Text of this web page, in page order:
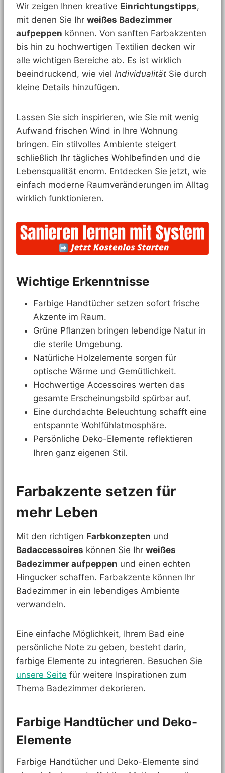
Wir zeigen Ihnen kreative Einrichtungstipps,
mit denen Sie Ihr weißes Badezimmer
aufpeppen können. Von sanften Farbakzenten
bis hin zu hochwertigen Textilien decken wir
alle wichtigen Bereiche ab. Es ist wirklich
beeindruckend, wie viel Individualität Sie durch
kleine Details hinzufügen.
Lassen Sie sich inspirieren, wie Sie mit wenig
Aufwand frischen Wind in Ihre Wohnung
bringen. Ein stilvolles Ambiente steigert
schließlich Ihr tägliches Wohlbefinden und die
Lebensqualität enorm. Entdecken Sie jetzt, wie
einfach moderne Raumveränderungen im Alltag
wirklich funktionieren.
Wichtige Erkenntnisse
Farbige Handtücher setzen sofort frische
Akzente im Raum.
Grüne Pflanzen bringen lebendige Natur in
die sterile Umgebung.
Natürliche Holzelemente sorgen für
optische Wärme und Gemütlichkeit.
Hochwertige Accessoires werten das
gesamte Erscheinungsbild spürbar auf.
Eine durchdachte Beleuchtung schafft eine
entspannte Wohlfühlatmosphäre.
Persönliche Deko-Elemente reflektieren
Ihren ganz eigenen Stil.
Farbakzente setzen für
mehr Leben
Mit den richtigen Farbkonzepten und
Badaccessoires können Sie Ihr weißes
Badezimmer aufpeppen und einen echten
Hingucker schaffen. Farbakzente können Ihr
Badezimmer in ein lebendiges Ambiente
verwandeln.
Eine einfache Möglichkeit, Ihrem Bad eine
persönliche Note zu geben, besteht darin,
farbige Elemente zu integrieren. Besuchen Sie
unsere Seite für weitere Inspirationen zum
Thema Badezimmer dekorieren.
Farbige Handtücher und Deko-
Elemente
Farbige Handtücher und Deko-Elemente sind